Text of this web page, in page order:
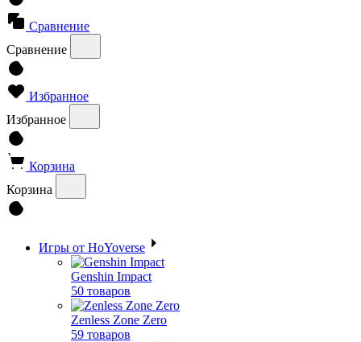
Сравнение
Сравнение
Избранное
Избранное
Корзина
Корзина
Игры от HoYoverse
Genshin Impact
50 товаров
Zenless Zone Zero
59 товаров